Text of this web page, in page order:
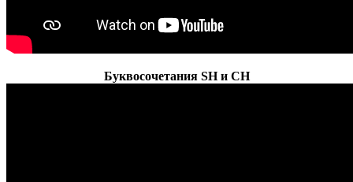
Буквосочетания SH и CH